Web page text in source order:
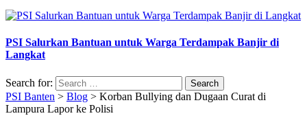
PSI Salurkan Bantuan untuk Warga Terdampak Banjir di
Langkat
Search for:
PSI Banten > Blog > Korban Bullying dan Dugaan Curat di
Lampura Lapor ke Polisi